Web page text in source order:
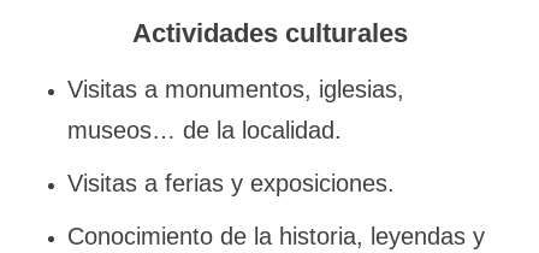
Actividades culturales
Visitas a monumentos, iglesias,
museos… de la localidad.
Visitas a ferias y exposiciones.
Conocimiento de la historia, leyendas y